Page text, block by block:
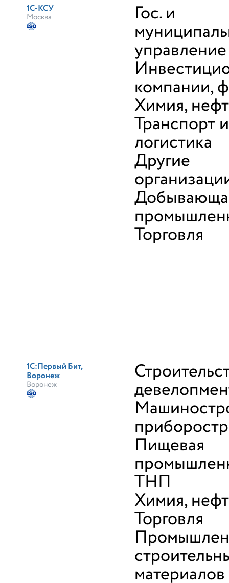
1С-КСУ
Москва Гос. и
управление
компании,
Химия,
Транспорт и
логистика
Другие
Торговля
1С:Первый Бит,
Воронеж
Воронеж
Пищевая
ТНП
Химия,
Торговля
материалов